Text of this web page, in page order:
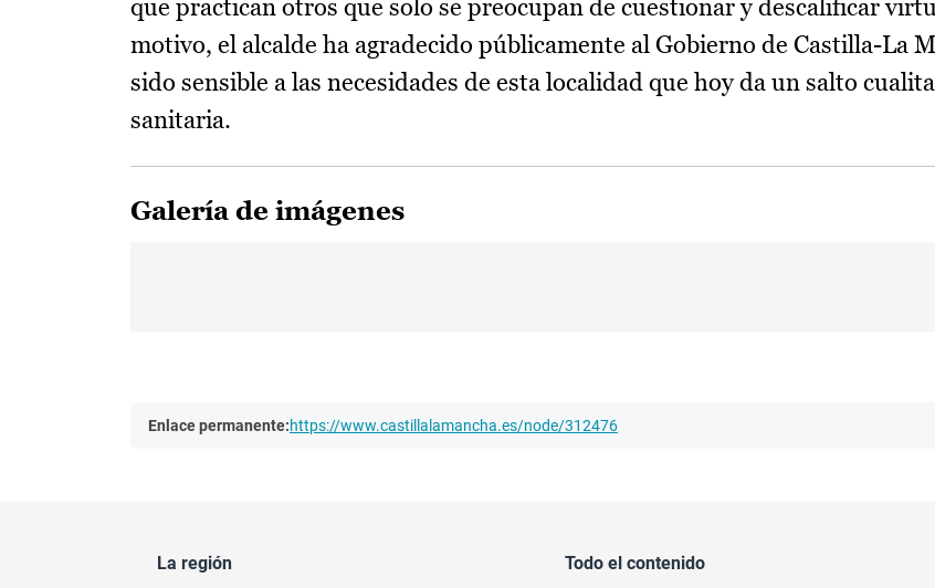
que practican otros que solo se preocupan de cuestionar y descalificar
motivo, el alcalde ha agradecido públicamente al Gobierno de Castilla-La
sido sensible a las necesidades de esta localidad que hoy da un salto
sanitaria.
Galería de imágenes
Enlace permanente:https://www.castillalamancha.es/node/312476
La región Todo el contenido